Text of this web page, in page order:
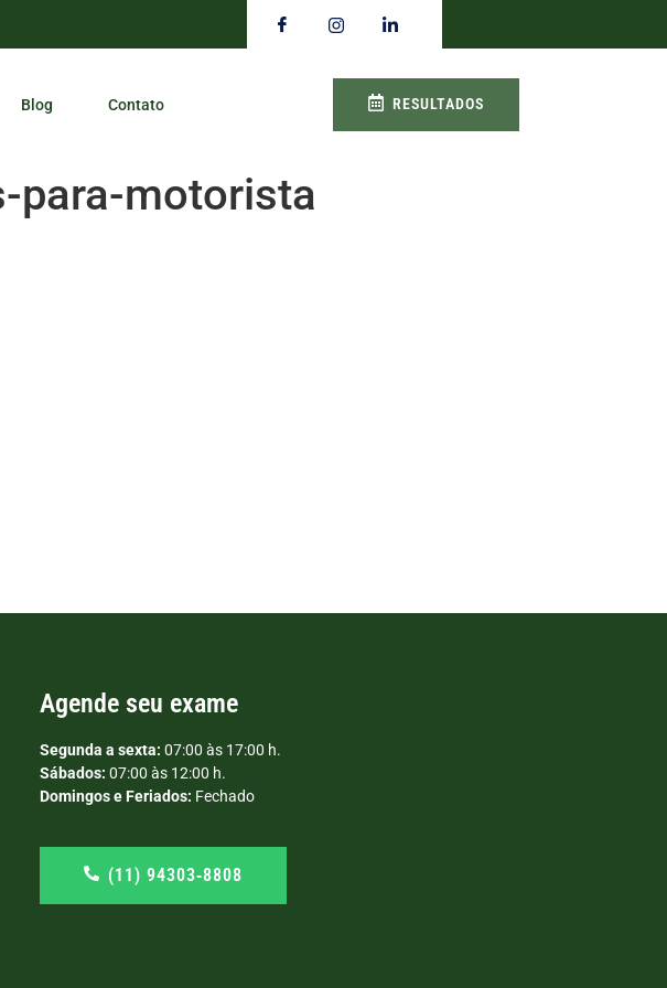
Blog Contato RESULTADOS
para-motorista
Agende seu exame
Segunda a sexta: 07:00 às 17:00 h.
Sábados: 07:00 às 12:00 h.
Domingos e Feriados: Fechado
(11) 94303‑8808